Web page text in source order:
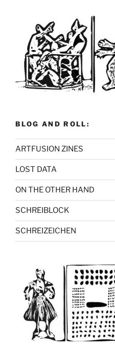
BLOG AND ROLL:
ARTFUSION ZINES
LOST DATA
ON THE OTHER HAND
SCHREIBLOCK
SCHREIZEICHEN